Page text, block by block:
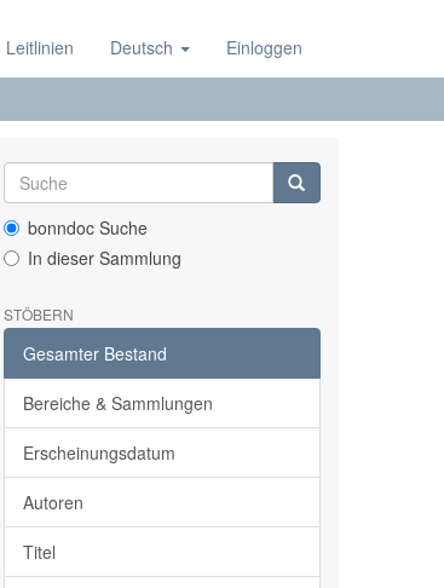
Leitlinien Deutsch Einloggen
bonndoc Suche
In dieser Sammlung
STÖBERN
Gesamter Bestand
Bereiche & Sammlungen
Erscheinungsdatum
Autoren
Titel